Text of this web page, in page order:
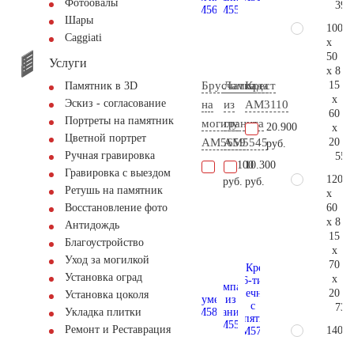
Фотоовалы
Шары
Сaggiati
Услуги
Памятник в 3D
Эскиз - согласование
Портреты на памятник
Цветной портрет
Ручная гравировка
Гравировка с выездом
Ретушь на памятник
Восстановление фото
Антидождь
Благоустройство
Уход за могилкой
Установка оград
Установка цоколя
Укладка плитки
Ремонт и Реставрация
Брусчатка
на
могилу
AM5659
17.100
руб.
Лампада
из
гранита
AM5545
10.300
руб.
Крест
AM3110
20.900
руб.
100
x
50
x 8
15
x
60
x
20
120
x
60
x 8
15
x
70
x
20
140